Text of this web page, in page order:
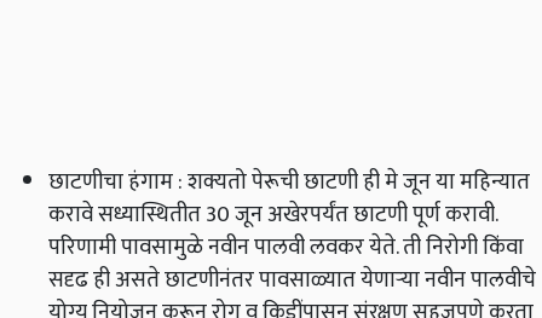
छाटणीचा हंगाम:शक्यतो पेरूची छाटणी ही मे जून या महिन्यात
करावे सध्यास्थितीत 30 जून अखेरपर्यंत छाटणी पूर्ण करावी.
परिणामी पावसामुळे नवीन पालवी लवकर येते.ती निरोगी किंवा
सदृढ ही असते छाटणीनंतर पावसाळ्यात येणाऱ्या नवीन पालवीचे